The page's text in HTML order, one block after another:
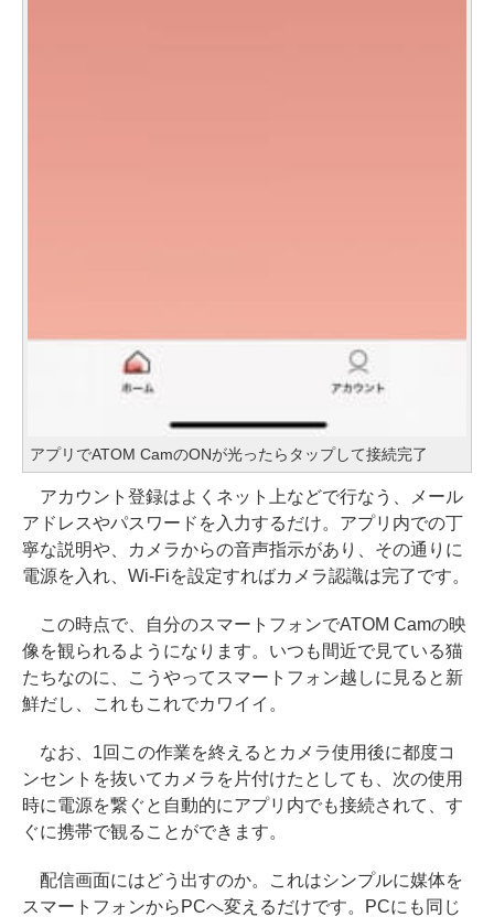
アプリでATOM CamのONが光ったらタップして接続完了
アカウント登録はよくネット上などで行なう、メール
アドレスやパスワードを入力するだけ。アプリ内での丁
寧な説明や、カメラからの音声指示があり、その通りに
電源を入れ、Wi-Fiを設定すればカメラ認識は完了です。
この時点で、自分のスマートフォンでATOM Camの映
像を観られるようになります。いつも間近で見ている猫
たちなのに、こうやってスマートフォン越しに見ると新
鮮だし、これもこれでカワイイ。
なお、1回この作業を終えるとカメラ使用後に都度コ
ンセントを抜いてカメラを片付けたとしても、次の使用
時に電源を繋ぐと自動的にアプリ内でも接続されて、す
ぐに携帯で観ることができます。
配信画面にはどう出すのか。これはシンプルに媒体を
スマートフォンからPCへ変えるだけです。PCにも同じ